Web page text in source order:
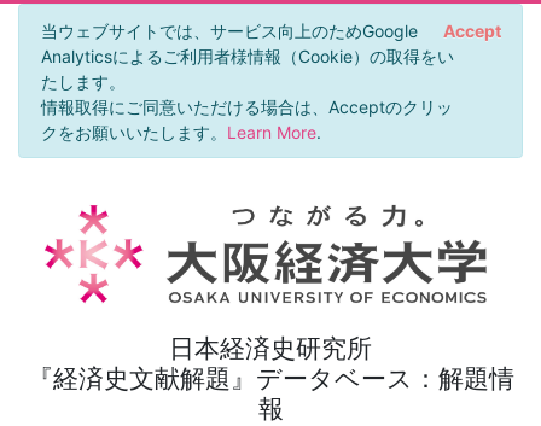
当ウェブサイトでは、サービス向上のためGoogle
Analyticsによるご利用者様情報（Cookie）の取得をい
たします。
情報取得にご同意いただける場合は、Acceptのクリッ
クをお願いいたします。 Learn More.
Accept
日本経済史研究所
『経済史文献解題』データベース：解題情
報